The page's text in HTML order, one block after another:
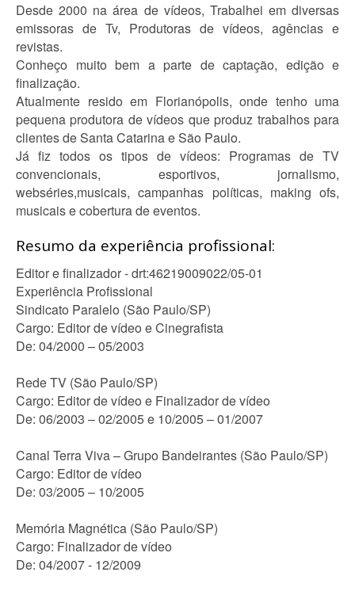
Desde 2000 na área de vídeos, Trabalhei em diversas
emissoras de Tv, Produtoras de vídeos, agências e
revistas.
Conheço muito bem a parte de captação, edição e
finalização.
Atualmente resido em Florianópolis, onde tenho uma
pequena produtora de vídeos que produz trabalhos para
clientes de Santa Catarina e São Paulo.
Já fiz todos os tipos de vídeos: Programas de TV
convencionais, esportivos, jornalismo,
webséries,musicais, campanhas políticas, making ofs,
musicais e cobertura de eventos.
Resumo da experiência profissional:
Editor e finalizador - drt:46219009022/05-01
Experiência Profissional
Sindicato Paralelo (São Paulo/SP)
Cargo: Editor de vídeo e Cinegrafista
De: 04/2000 – 05/2003
Rede TV (São Paulo/SP)
Cargo: Editor de vídeo e Finalizador de vídeo
De: 06/2003 – 02/2005 e 10/2005 – 01/2007
Canal Terra Viva – Grupo Bandeirantes (São Paulo/SP)
Cargo: Editor de vídeo
De: 03/2005 – 10/2005
Memória Magnética (São Paulo/SP)
Cargo: Finalizador de vídeo
De: 04/2007 - 12/2009